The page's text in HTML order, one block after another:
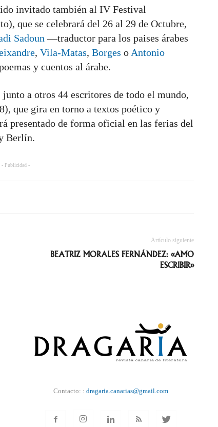
invitado también al IV Festival
que se celebrará del 26 al 29 de Octubre,
Sadoun —traductor para los paises árabes
, Vila-Matas, Borges o Antonio
y cuentos al árabe.
a otros 44 escritores de todo el mundo,
que gira en torno a textos poético y
presentado de forma oficial en las ferias del
Berlín.
- Publicidad -
Artículo siguiente
BEATRIZ MORALES FERNÁNDEZ: «AMO
ESCRIBIR»
Contacto: : dragaria.canarias@gmail.com